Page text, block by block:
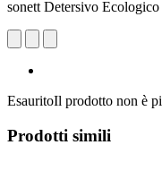
sonett Detersivo
EsauritoIl prodotto non è
Prodotti simili